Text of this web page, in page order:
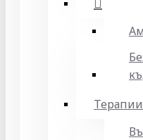
Терапии